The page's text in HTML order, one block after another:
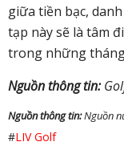
giữa tiền bạc,
tạp này sẽ là tâm
trong những
Nguồn thông tin:
Nguồn thông tin:Nguồn
#LIV Golf